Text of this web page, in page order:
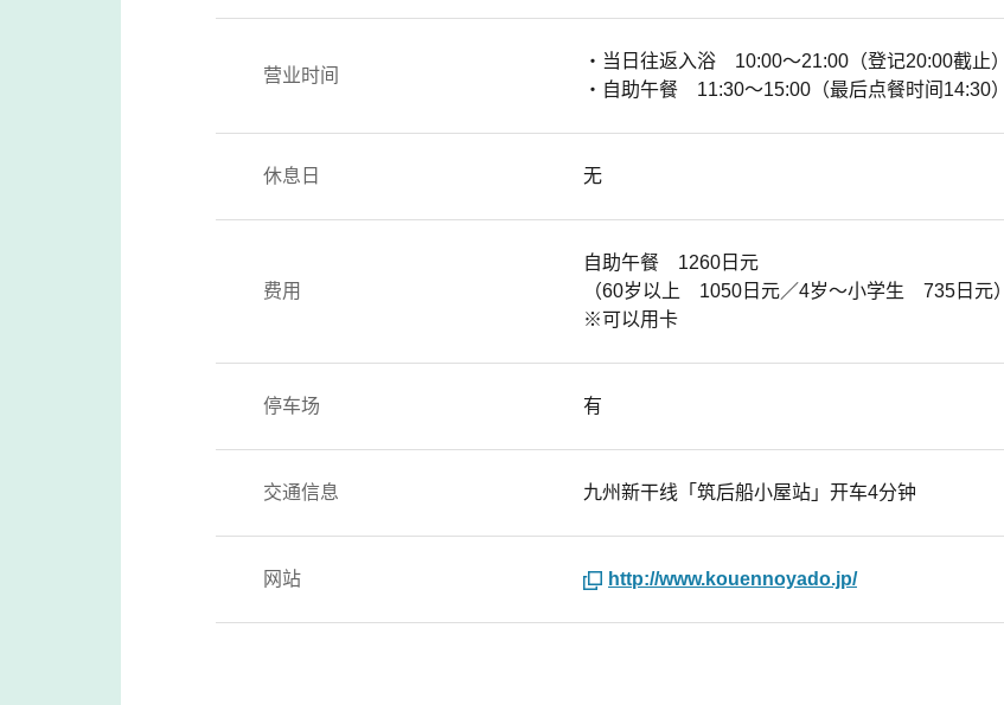
营业时间
・当日往返入浴 10:00～21:00（登记20:00截止）
・自助午餐 11:30～15:00（最后点餐时间14:30）
休息日 无
费用
自助午餐 1260日元
（60岁以上 1050日元／4岁～小学生 735日元）
※可以用卡
停车场 有
交通信息 九州新干线「筑后船小屋站」开车4分钟
网站 http://www.kouennoyado.jp/